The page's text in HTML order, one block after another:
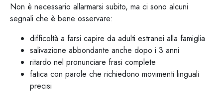
Non è necessario allarmarsi subito, ma ci sono alcuni
segnali che è bene osservare:
difficoltà a farsi capire da adulti estranei alla famiglia
salivazione abbondante anche dopo i 3 anni
ritardo nel pronunciare frasi complete
fatica con parole che richiedono movimenti linguali
precisi